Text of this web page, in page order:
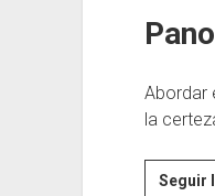
Abordar
la
Seguir